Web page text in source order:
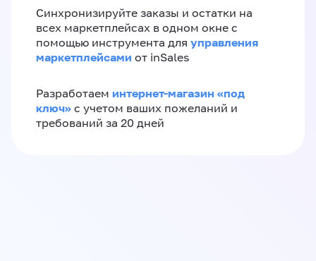
Синхронизируйте заказы и остатки на
всех маркетплейсах в одном окне с
помощью инструмента для управления
маркетплейсами от inSales
Разработаем интернет-магазин «‎под
ключ»‎ с учетом ваших пожеланий и
требований за 20 дней